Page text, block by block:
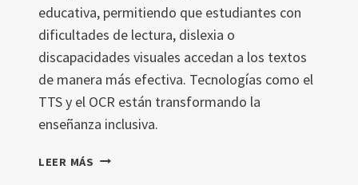
educativa, permitiendo que estudiantes con
dificultades de lectura, dislexia o
discapacidades visuales accedan a los textos
de manera más efectiva. Tecnologías como el
TTS y el OCR están transformando la
enseñanza inclusiva.
LEER MÁS LECTURA